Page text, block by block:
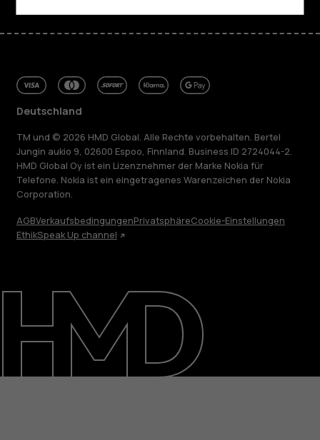
Über
Deutschland
TM und © 2026 HMD Global. Alle Rechte vorbehalten. Bertel
Jungin aukio 9, 02600 Espoo, Finnland. Business ID 2724044-2.
HMD Global Oy ist ein Lizenznehmer der Marke Nokia für
Telefone. Nokia ist ein eingetragenes Warenzeichen der Nokia
Corporation.
AGBVerkaufsbedingungenPrivatsphäreCookie-Einstellungen
EthikSpeak Up channel